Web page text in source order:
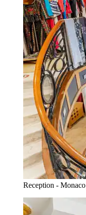
Reception - Monaco